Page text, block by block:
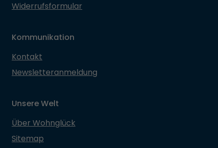
Widerrufsformular
Kommunikation
Kontakt
Newsletteranmeldung
Unsere Welt
Über Wohnglück
Sitemap